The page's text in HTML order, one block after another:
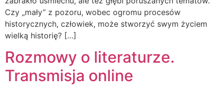
Czy „mały” z pozoru, wobec ogromu procesów
historycznych, człowiek, może stworzyć swym życiem
wielką historię? […]
Rozmowy o literaturze.
Transmisja online